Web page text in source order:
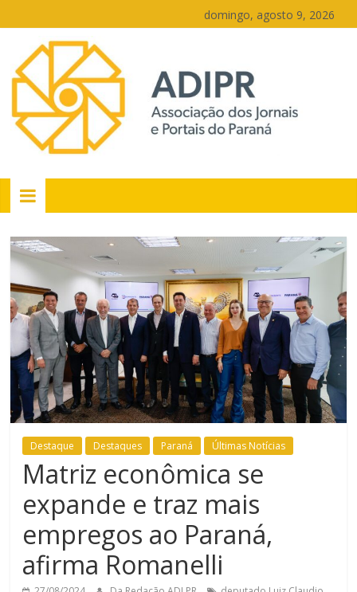
para
conteúdo
domingo, agosto 9, 2026
PR
Portais
Portal
de
notícias
do
Paraná
Destaque Destaques Paraná Últimas Notícias
Matriz econômica se
expande e traz mais
empregos ao Paraná,
afirma Romanelli